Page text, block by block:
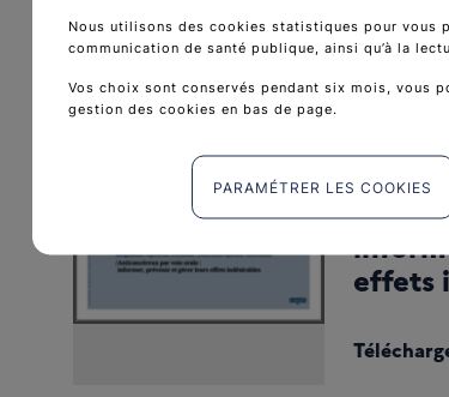
Voir aussi
effets
Nous utilisons des cookies statistiques pour vous
communication de santé publique, ainsi qu’à la
Vos choix sont conservés pendant six mois, vous
gestion des cookies en bas de page.
PARAMÉTRER LES COOKIES